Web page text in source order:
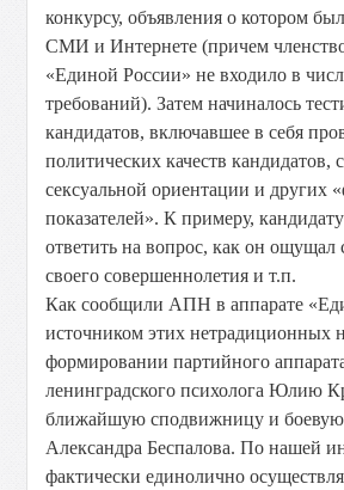
конкурсу, объявления о котором
СМИ и Интернете (причем
«Единой России» не входило в
требований). Затем начиналось
кандидатов, включавшее в себя
политических качеств кандидатов,
сексуальной ориентации и других
показателей». К примеру,
ответить на вопрос, как он ощущал
своего совершеннолетия и т.п.
Как сообщили АПН в аппарате
источником этих нетрадиционных
формировании партийного
ленинградского психолога Юлию
ближайшую сподвижницу и боевую
Александра Беспалова. По нашей
фактически единолично